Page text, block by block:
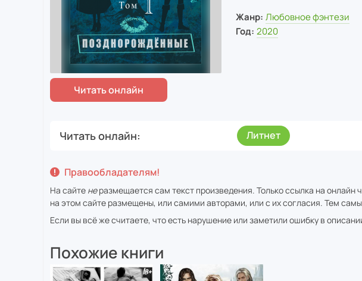
Жанр: Любовное фэнтези
Год: 2020
Читать онлайн Литнет
Правообладателям!
На сайте неразмещается сам текст произведения. Только ссылка на онлайн
на этом сайте размещены, или самими авторами, или с их согласия. Тем
Если вы всё же считаете, что есть нарушение или заметили ошибку в
Похожие книги